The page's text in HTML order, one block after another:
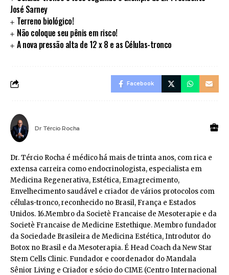
José Sarney
Terreno biológico!
Não coloque seu pênis em risco!
A nova pressão alta de 12 x 8 e as Células-tronco
Facebook
Dr Tércio Rocha
Dr. Tércio Rocha é médico há mais de trinta anos, com rica e
extensa carreira como endocrinologista, especialista em
Medicina Regenerativa, Estética, Emagrecimento,
Envelhecimento saudável e criador de vários protocolos com
células-tronco, reconhecido no Brasil, França e Estados
Unidos. 16.Membro da Societè Francaise de Mesoterapie e da
Societè Francaise de Medicine Estethique. Membro fundador
da Sociedade Brasileira de Medicina Estética, Introdutor do
Botox no Brasil e da Mesoterapia. É Head Coach da New Star
Stem Cells Clinic. Fundador e coordenador do Mandala
Sênior Living e Criador e sócio do CIME (Centro Internacional